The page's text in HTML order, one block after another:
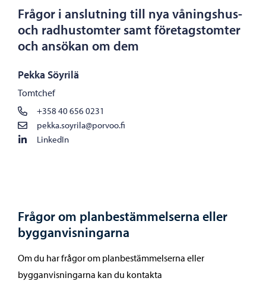
Frågor i anslutning till nya våningshus-
och radhustomter samt företagstomter
och ansökan om dem
Pekka Söyrilä
Tomtchef
+358 40 656 0231
pekka.soyrila@porvoo.fi
LinkedIn
Frågor om planbestämmelserna eller
bygganvisningarna
Om du har frågor om planbestämmelserna eller
bygganvisningarna kan du kontakta